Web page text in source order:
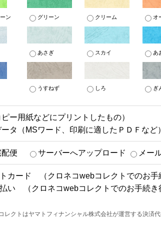
ン グリーン クリーム オ
あさぎ スカイ あ
うすねず しろ ぎ
ー用紙などにプリントしたもの）
タ（MSワード、印刷に適したＰＤＦなど）
配便 サーバーへアップロード メー
カード （クロネコwebコレクトでのお手
い （クロネコwebコレクトでのお手続き
レクトはヤマトフィナンシャル株式会社が運営する決済